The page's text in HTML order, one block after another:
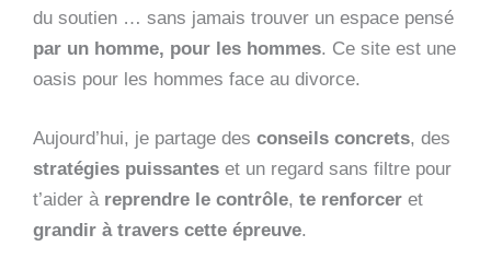
du soutien … sans jamais trouver un espace pensé
par un homme, pour les hommes. Ce site est une
oasis pour les hommes face au divorce.
Aujourd’hui, je partage des conseils concrets, des
stratégies puissantes et un regard sans filtre pour
t’aider à reprendre le contrôle, te renforcer et
grandir à travers cette épreuve.